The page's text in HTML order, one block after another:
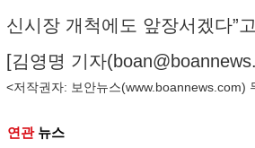
신시장 개척에도 앞장서겠다”
[김영명 기자(
<저작권자: 보안뉴스(www.boannews.com)
연관 뉴스